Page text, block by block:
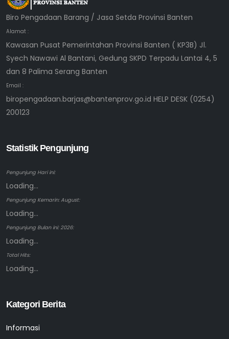
Biro Pengadaan Barang / Jasa Setda Provinsi Banten
Alamat :
Kawasan Pusat Pemerintahan Provinsi Banten ( KP3B) Jl.
Syech Nawawi Al Bantani, Gedung SKPD Terpadu Lantai 4, 5
dan 8 Palima Serang Banten
Email :
biropengadaan.barjas@bantenprov.go.id HELP DESK (0254)
200123
Statistik Pengunjung
Pengunjung Hari ini:
Loading...
Pengunjung Kemarin: August:
Loading...
Pengunjung Bulan ini: 2026:
Loading...
Total Hits:
Loading...
Kategori Berita
Informasi